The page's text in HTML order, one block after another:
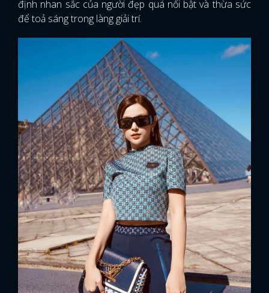
định nhan sắc của người đẹp quá nổi bật và thừa sức
để toả sáng trong làng giải trí.